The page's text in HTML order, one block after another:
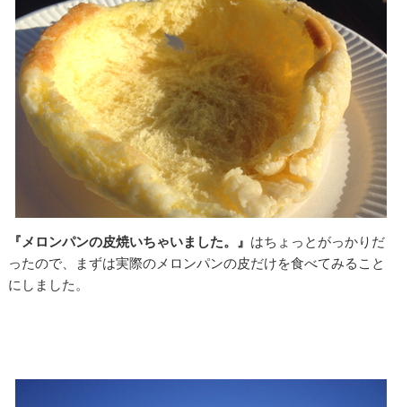
『メロンパンの皮焼いちゃいました。』 はちょっとがっかりだ
ったので、まずは実際のメロンパンの皮だけを食べてみること
にしました。